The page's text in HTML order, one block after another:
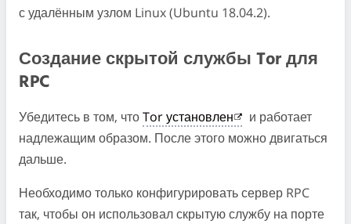
с удалённым узлом Linux (Ubuntu 18.04.2).
Создание скрытой службы Tor для
RPC
Убедитесь в том, чтоTor установлен
и работает
надлежащим образом. После этого можно двигаться
дальше.
Необходимо только конфигурировать сервер RPC
так, чтобы он использовал скрытую службу на порте